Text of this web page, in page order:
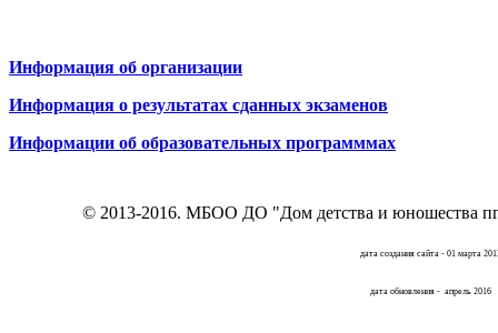
Информация об организации
Информация о результатах сданных экзаменов
Информации об образовательных программмах
© 2013-2016. МБОО ДО "Дом детства и юношества
дата создания сайта - 01 марта
дата обновления - апрель 2016